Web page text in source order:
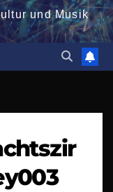
und Musik